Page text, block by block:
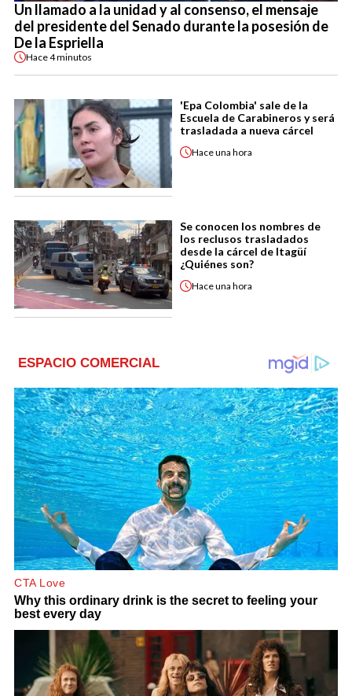
Un llamado a la unidad y al consenso, el mensaje
del presidente del Senado durante la posesión de
De la Espriella
Hace4 minutos
'Epa Colombia' sale de la
Escuela de Carabineros y será
trasladada a nueva cárcel
Haceuna hora
Se conocen los nombres de
los reclusos trasladados
desde la cárcel de Itagüí
¿Quiénes son?
Haceuna hora